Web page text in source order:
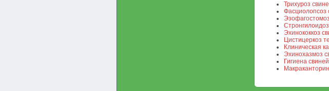
Трихуроз
Фасциолопсоз
Эхинококкоз
Цистицеркоз
Клиническая
Эхинохазмоз
Гигиена